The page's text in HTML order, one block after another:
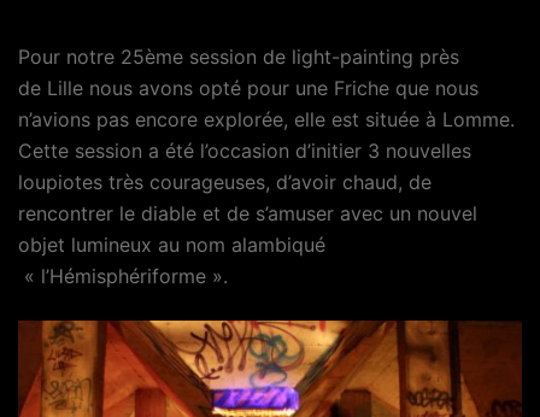
Pour notre 25ème session de light-painting près
de Lille nous avons opté pour une Friche que nous
n’avions pas encore explorée, elle est située à Lomme.
Cette session a été l’occasion d’initier 3 nouvelles
loupiotes très courageuses, d’avoir chaud, de
rencontrer le diable et de s’amuser avec un nouvel
objet lumineux au nom alambiqué
« l’Hémisphériforme ».